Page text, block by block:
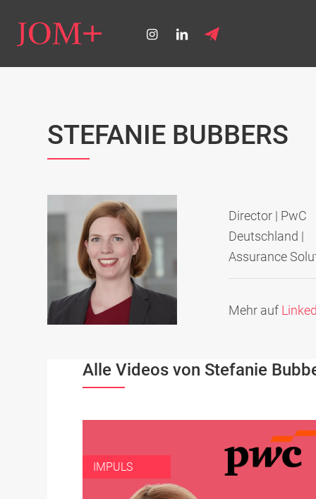
STEFANIE BUBBERS
Director | PwC
Deutschland |
Assurance
Mehr auf
Alle Videos von Stefanie
IMPULS